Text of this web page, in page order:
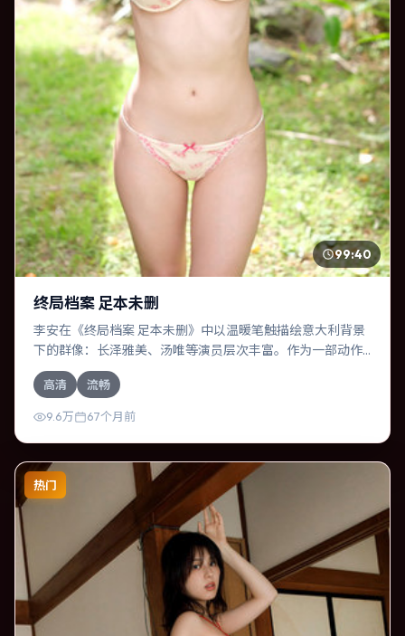
99:40
终局档案 足本未删
李安在《终局档案 足本未删》中以温暖笔触描绘意大利背景
下的群像：长泽雅美、汤唯等演员层次丰富。作为一部动作
作品，故事从日常裂缝切入，逐步推向不可逆转的结局；视
听语言统一，情感落点克制有力。
高清 流畅
9.6万 67个月前
热门